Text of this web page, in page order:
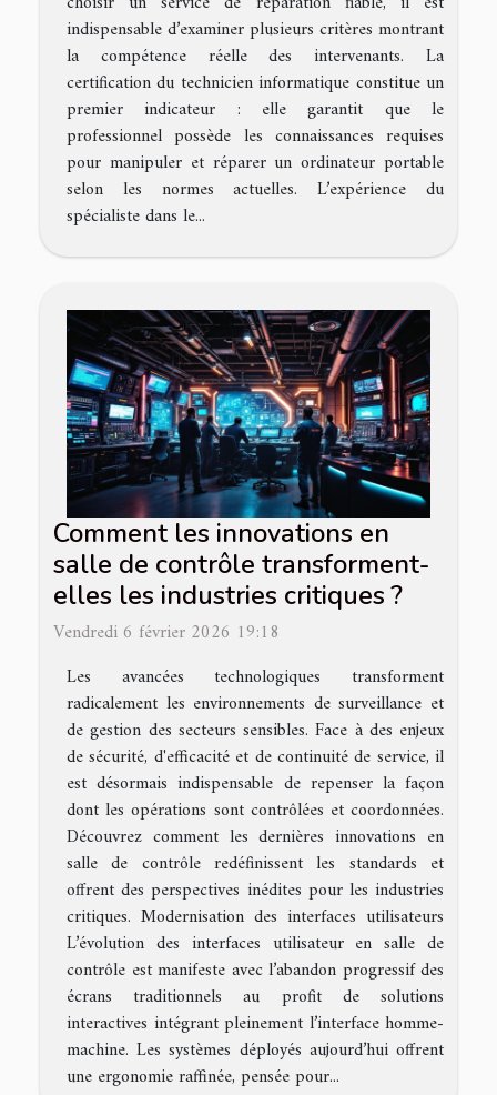
indispensable d’examiner plusieurs critères montrant
la compétence réelle des intervenants. La
certification du technicien informatique constitue un
premier indicateur : elle garantit que le
professionnel possède les connaissances requises
pour manipuler et réparer un ordinateur portable
selon les normes actuelles. L’expérience du
spécialiste dans le...
Comment les innovations en
salle de contrôle transforment-
elles les industries critiques ?
Vendredi 6 février 2026 19:18
Les avancées technologiques transforment
radicalement les environnements de surveillance et
de gestion des secteurs sensibles. Face à des enjeux
de sécurité, d'efficacité et de continuité de service, il
est désormais indispensable de repenser la façon
dont les opérations sont contrôlées et coordonnées.
Découvrez comment les dernières innovations en
salle de contrôle redéfinissent les standards et
offrent des perspectives inédites pour les industries
critiques. Modernisation des interfaces utilisateurs
L’évolution des interfaces utilisateur en salle de
contrôle est manifeste avec l’abandon progressif des
écrans traditionnels au profit de solutions
interactives intégrant pleinement l’interface homme-
machine. Les systèmes déployés aujourd’hui offrent
une ergonomie raffinée, pensée pour...